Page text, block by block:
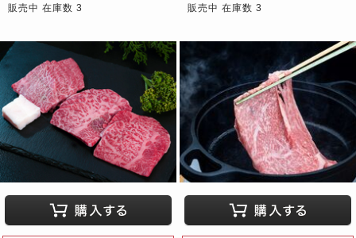
販売中 在庫数 3 販売中 在庫数 3